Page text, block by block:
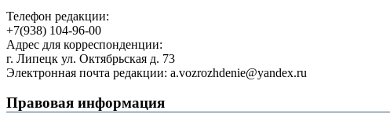
Телефон редакции:
+7(938) 104-96-00
Адрес для корреспонденции:
г. Липецк ул. Октябрьская д. 73
Электронная почта редакции: a.vozrozhdenie@yandex.ru
Правовая информация